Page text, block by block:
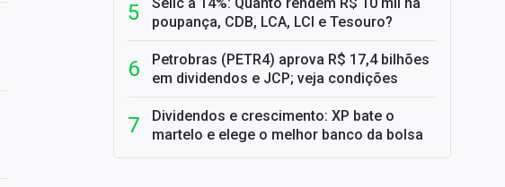
poupança, CDB, LCA, LCI e Tesouro?
Petrobras (PETR4) aprova R$ 17,4 bilhões
em dividendos e JCP; veja condições
Dividendos e crescimento: XP bate o
martelo e elege o melhor banco da bolsa